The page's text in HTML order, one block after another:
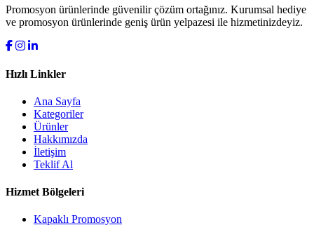
Promosyon ürünlerinde güvenilir çözüm ortağınız. Kurumsal hediye
ve promosyon ürünlerinde geniş ürün yelpazesi ile hizmetinizdeyiz.
Hızlı Linkler
Ana Sayfa
Kategoriler
Ürünler
Hakkımızda
İletişim
Teklif Al
Hizmet Bölgeleri
Kapaklı Promosyon